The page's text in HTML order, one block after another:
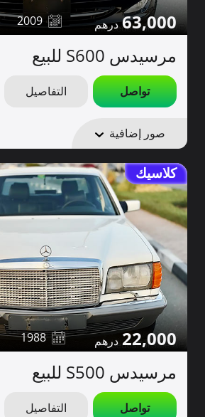
63,000
2009
مرسيدس S600 للبيع
تواصل التفاصيل
صور إضافية
كلاسيك
22,000
1988
مرسيدس S500 للبيع
تواصل التفاصيل